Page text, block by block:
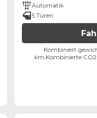
Automatik
5 Türen
Kombiniert
km,Kombinierte